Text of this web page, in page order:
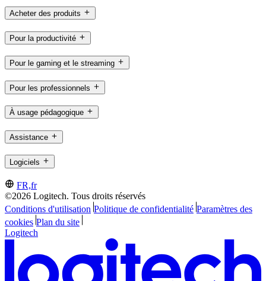
Acheter des produits
Pour la productivité
Pour le gaming et le streaming
Pour les professionnels
À usage pédagogique
Assistance
Logiciels
FR,fr
©2026 Logitech. Tous droits réservés
Conditions d'utilisation Politique de confidentialité Paramètres des
cookies Plan du site
Logitech